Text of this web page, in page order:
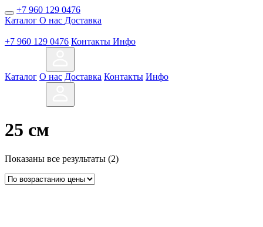
+7 960 129 0476
Каталог О нас Доставка
+7 960 129 0476 Контакты Инфо
Каталог О нас Доставка Контакты Инфо
25 см
Показаны все результаты (2)Цены: